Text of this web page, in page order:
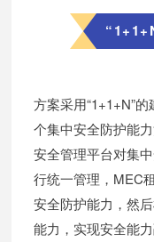
方案采用“1+1+N”
个集中安全防护能
安全管理平台对集
行统一管理，MEC
安全防护能力，然
能力，实现安全能